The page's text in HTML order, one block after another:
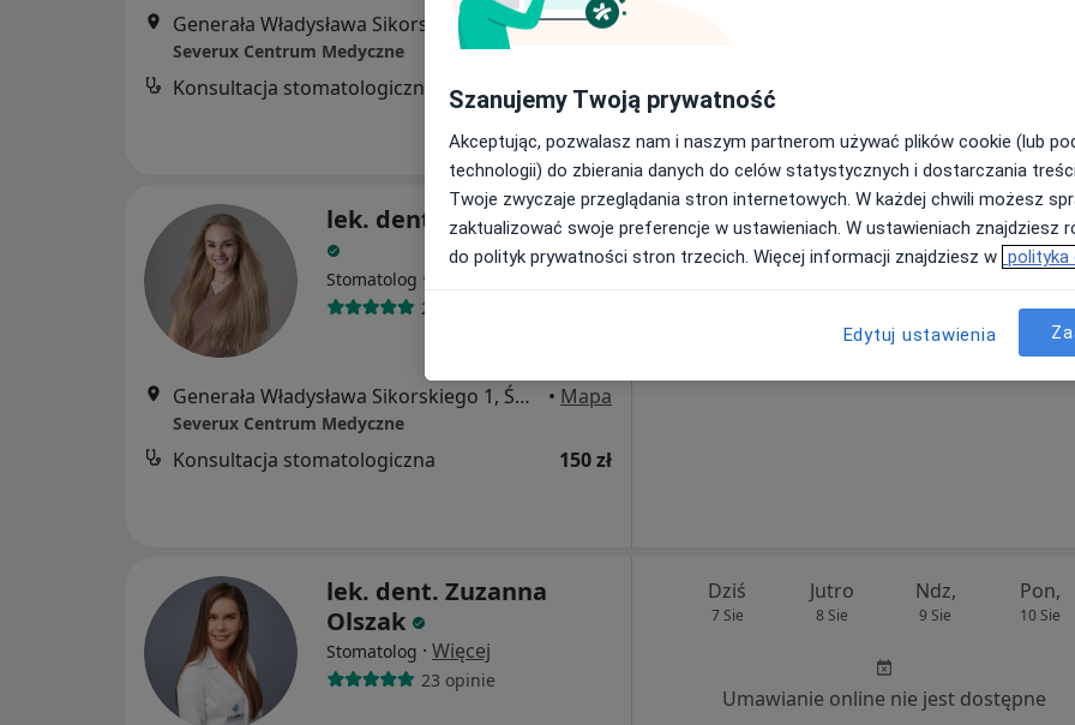
Generała Władysława Sikorskiego 1, Świętochłowice •Mapa
Severux Centrum Medyczne
Konsultacja stomatologiczna 150 zł
lek. dent. Agata Biniarz
Stomatolog ·
20 opinii
Generała Władysława Sikorskiego 1, Świętochłowice • Mapa
Severux Centrum Medyczne
Konsultacja stomatologiczna 150 zł
Dziś Jutro Ndz, Pon,
10 Sie
Umawianie online nie jest dostępne
lek. dent. Zuzanna
Olszak
Stomatolog · Więcej
23 opinie
Dziś
7 Sie
Jutro
8 Sie
Ndz,
9 Sie
Pon,
10 Sie
Umawianie online nie jest dostępne
Szanujemy Twoją prywatność
Akceptując, pozwalasz nam i naszym partnerom używać plików cookie (lub
technologii) do zbierania danych do celów statystycznych i dostarczania
Twoje zwyczaje przeglądania stron internetowych. W każdej chwili możesz
zaktualizować swoje preferencje w ustawieniach. W ustawieniach znajdziesz
do polityk prywatności stron trzecich. Więcej informacji znajdziesz w polityka
Edytuj ustawienia